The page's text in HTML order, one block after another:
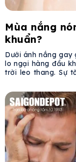
Mùa nắng
khuẩn?
Dưới ánh nắng
lo ngại hàng đầu
trời leo thang. Sự
những